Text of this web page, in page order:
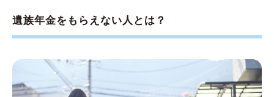
遺族年金をもらえない人とは？